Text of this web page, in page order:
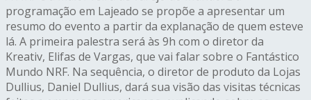
programação em Lajeado se propõe a apresentar um
resumo do evento a partir da explanação de quem esteve
lá. A primeira palestra será às 9h com o diretor da
Kreativ, Elifas de Vargas, que vai falar sobre o Fantástico
Mundo NRF. Na sequência, o diretor de produto da Lojas
Dullius, Daniel Dullius, dará sua visão das visitas técnicas